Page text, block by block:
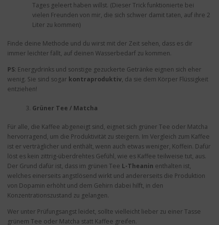
Tages geleert haben willst. (Dieser Trick funktionierte bei
vielen Freunden von mir, die sich schwer damit taten, auf ihre 2
Liter zu kommen)
Finde deine Methode und du wirst mit der Zeit sehen, dass es dir
immer leichter fällt, auf deinen Wasserbedarf zu kommen.
PS: Energydrinks und sonstige gezuckerte Getränke eignen sich eher
wenig. Sie sind sogar kontraproduktiv, da sie dem Körper Flüssigkeit
entziehen!
Grüner Tee / Matcha
Für alle, die Kaffee abgeneigt sind, eignet sich grüner Tee oder Matcha
hervorragend, um die Produktivität zu steigern. Im Vergleich zum Kaffee
ist er verträglicher und enthält, wenn auch etwas weniger, Koffein. Dafür
löst es kein zittrig-überdrehtes Gefühl, wie es Kaffee teilweise tut, aus.
Der Grund dafür ist, dass im grünen Tee L-Theanin enthalten ist,
welches einerseits angstlösend wirkt und andererseits die Produktion
von Dopamin erhöht und dem Gehirn dabei hilft, in den
Konzentrationszustand zu gelangen.
Wer unter Prüfungsangst leidet, sollte vielleicht lieber zu einer Tasse
grünem Tee oder Matcha statt Kaffee greifen.